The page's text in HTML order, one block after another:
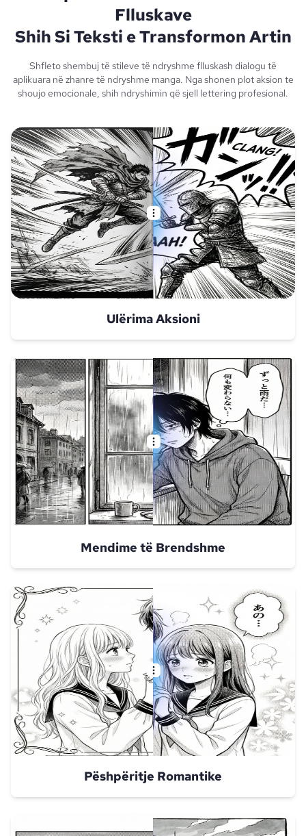
Flluskave
Shih Si Teksti e Transformon Artin
Shfleto shembuj të stileve të ndryshme flluskash dialogu të
aplikuara në zhanre të ndryshme manga. Nga shonen plot aksion te
shoujo emocionale, shih ndryshimin që sjell lettering profesional.
Ulërima Aksioni
Mendime të Brendshme
Pëshpëritje Romantike